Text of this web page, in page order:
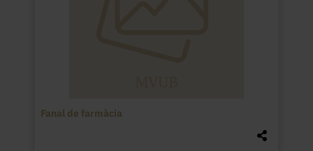
Fanal de farmàcia